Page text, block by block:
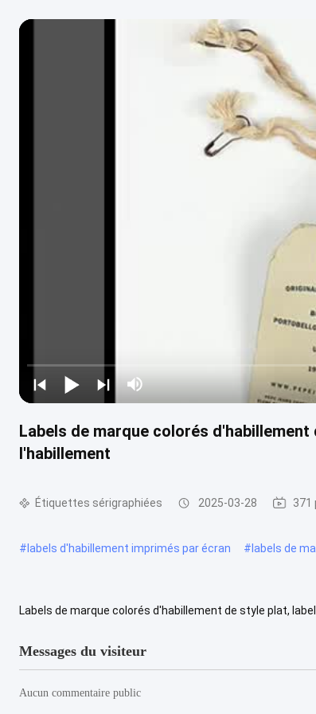
Labels de marque colorés
l'habillement
Étiquettes sérigraphiées 2025-03-28 371
#labels d'habillement imprimés par écran #labels de
Labels de marque colorés d'habillement de style plat,
Messages du visiteur
Aucun commentaire public